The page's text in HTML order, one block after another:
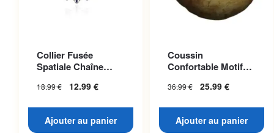
Collier Fusée
Spatiale Chaîne
18.99€ 12.99 €
Ajouter au panier
Coussin
Confortable Motif
36.99€ 25.99 €
Ajouter au panier